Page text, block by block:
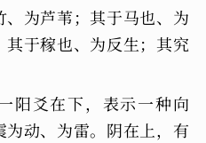
为芦苇；其于马也、为
于稼也、为反生；其究
阳爻在下，表示一种向
为动、为雷。阴在上，有